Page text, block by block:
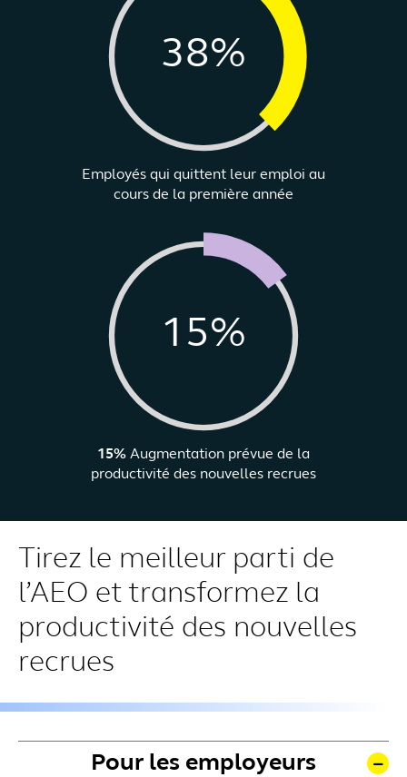
38%
Employés qui quittent leur emploi au
cours de la première année
15%
15% Augmentation prévue de la
productivité des nouvelles recrues
Tirez le meilleur parti de
l’AEO et transformez la
productivité des nouvelles
recrues
Pour les employeurs